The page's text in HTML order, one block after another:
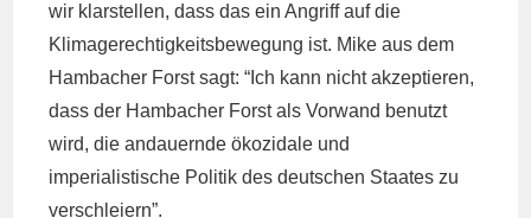
wir klarstellen, dass das ein Angriff auf die
Klimagerechtigkeitsbewegung ist. Mike aus dem
Hambacher Forst sagt: “Ich kann nicht akzeptieren,
dass der Hambacher Forst als Vorwand benutzt
wird, die andauernde ökozidale und
imperialistische Politik des deutschen Staates zu
verschleiern”.